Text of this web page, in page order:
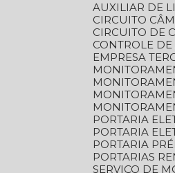
AUXILIAR DE
CIRCUITO
CIRCUITO
CONTROLE
EMPRESA
PORTARIA
PORTARIA
PORTARIA
PORTARIAS
SERVIÇO DE